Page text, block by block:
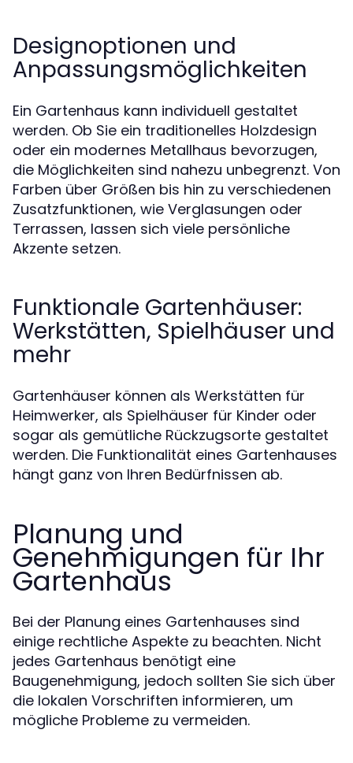
Designoptionen und
Anpassungsmöglichkeiten
Ein Gartenhaus kann individuell gestaltet
werden. Ob Sie ein traditionelles Holzdesign
oder ein modernes Metallhaus bevorzugen,
die Möglichkeiten sind nahezu unbegrenzt. Von
Farben über Größen bis hin zu verschiedenen
Zusatzfunktionen, wie Verglasungen oder
Terrassen, lassen sich viele persönliche
Akzente setzen.
Funktionale Gartenhäuser:
Werkstätten, Spielhäuser und
mehr
Gartenhäuser können als Werkstätten für
Heimwerker, als Spielhäuser für Kinder oder
sogar als gemütliche Rückzugsorte gestaltet
werden. Die Funktionalität eines Gartenhauses
hängt ganz von Ihren Bedürfnissen ab.
Planung und
Genehmigungen für Ihr
Gartenhaus
Bei der Planung eines Gartenhauses sind
einige rechtliche Aspekte zu beachten. Nicht
jedes Gartenhaus benötigt eine
Baugenehmigung, jedoch sollten Sie sich über
die lokalen Vorschriften informieren, um
mögliche Probleme zu vermeiden.